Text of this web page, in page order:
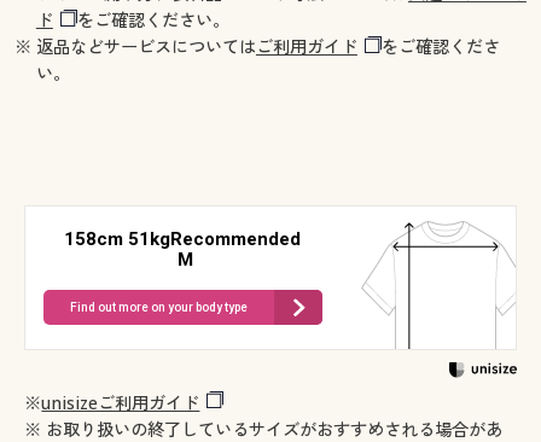
ド
をご確認ください。
※ 返品などサービスについてはご利用ガイド
をご確認くださ
い。
158cm 51kgRecommended
M
Find out more on your body type
※unisizeご利用ガイド
※ お取り扱いの終了しているサイズがおすすめされる場合があ